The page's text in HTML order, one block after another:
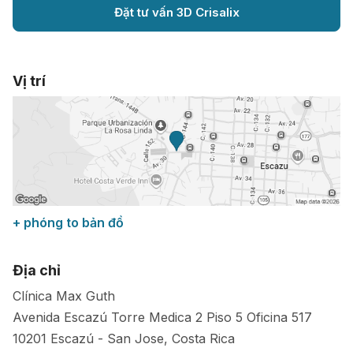
Đặt tư vấn 3D Crisalix
Vị trí
+ phóng to bản đồ
Địa chỉ
Clínica Max Guth
Avenida Escazú Torre Medica 2 Piso 5 Oficina 517
10201 Escazú - San Jose, Costa Rica